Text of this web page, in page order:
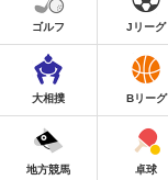
ゴルフ Jリーグ
大相撲 Bリーグ
地方競馬 卓球